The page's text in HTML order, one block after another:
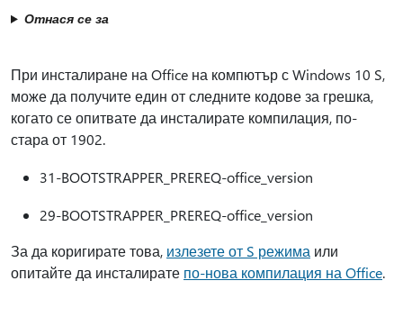
Отнася се за
При инсталиране на Office на компютър с Windows 10 S,
може да получите един от следните кодове за грешка,
когато се опитвате да инсталирате компилация, по-
стара от 1902.
31-BOOTSTRAPPER_PREREQ-office_version
29-BOOTSTRAPPER_PREREQ-office_version
За да коригирате това, излезете от S режима или
опитайте да инсталирате по-нова компилация на Office.